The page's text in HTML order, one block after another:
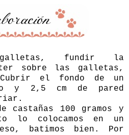
fundir la
sobre las galletas,
Cubrir el fondo de un
y 2,5 cm de pared
castañas 100 gramos y
lo colocamos en un
batimos bien. Por